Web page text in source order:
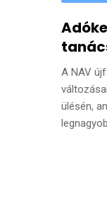
A NAV
ülésén,